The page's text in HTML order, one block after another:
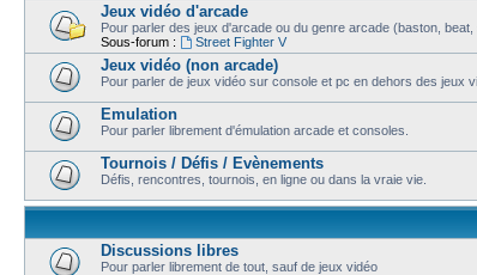
Jeux vidéo d'arcade
Pour parler des jeux d'arcade ou du genre arcade (baston,
Sous-forum :
Street Fighter V
Jeux vidéo (non arcade)
Pour parler de jeux vidéo sur console et pc en dehors des jeux
Emulation
Pour parler librement d'émulation arcade et consoles.
Tournois / Défis / Evènements
Défis, rencontres, tournois, en ligne ou dans la vraie vie.
Discussions libres
Pour parler librement de tout, sauf de jeux vidéo